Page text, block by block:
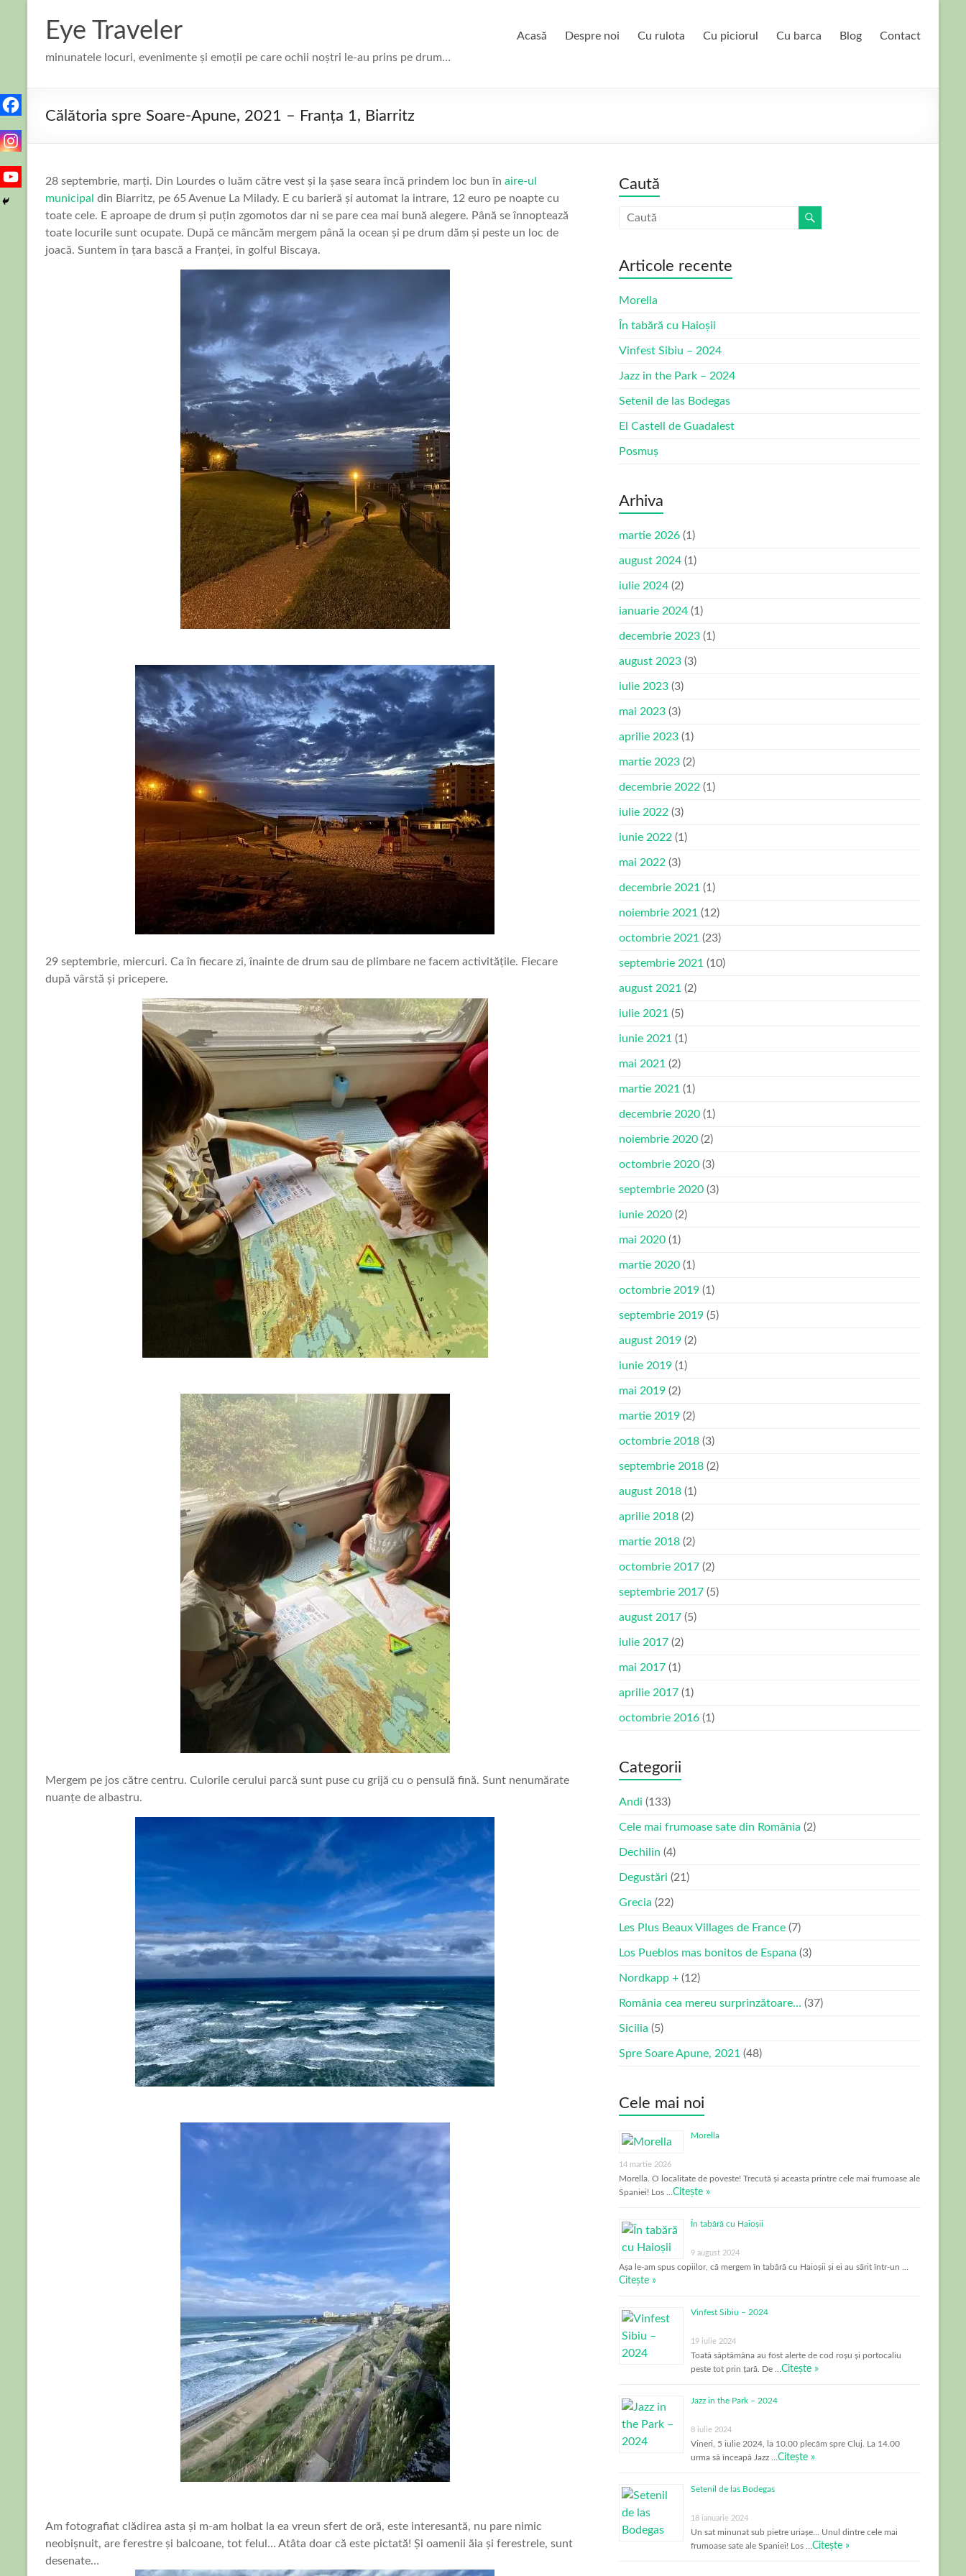
contentEye Traveler
minunatele locuri, evenimente și emoții pe care ochii noștri le-au prins pe drum…
Acasă Despre noi Cu rulota Cu piciorul Cu barca Blog Contact
Călătoria spre Soare-Apune, 2021 – Franța 1, Biarritz
28 septembrie, marți. Din Lourdes o luăm către vest și la șase seara încă prindem loc bun în aire-ul
municipal din Biarritz, pe 65 Avenue La Milady. E cu barieră și automat la intrare, 12 euro pe noapte cu
toate cele. E aproape de drum și puțin zgomotos dar ni se pare cea mai bună alegere. Până se înnoptează
toate locurile sunt ocupate. După ce mâncăm mergem până la ocean și pe drum dăm și peste un loc de
joacă. Suntem în țara bască a Franței, în golful Biscaya.
29 septembrie, miercuri. Ca în fiecare zi, înainte de drum sau de plimbare ne facem activitățile. Fiecare
după vârstă și pricepere.
Mergem pe jos către centru. Culorile cerului parcă sunt puse cu grijă cu o pensulă fină. Sunt nenumărate
nuanțe de albastru.
Am fotografiat clădirea asta și m-am holbat la ea vreun sfert de oră, este interesantă, nu pare nimic
neobișnuit, are ferestre și balcoane, tot felul… Atâta doar că este pictată! Și oamenii ăia și ferestrele, sunt
desenate…
Caută
Articole recente
Morella
În tabără cu Haioșii
Vinfest Sibiu – 2024
Jazz in the Park – 2024
Setenil de las Bodegas
El Castell de Guadalest
Posmuș
Arhiva
martie 2026 (1)
august 2024 (1)
iulie 2024 (2)
ianuarie 2024 (1)
decembrie 2023 (1)
august 2023 (3)
iulie 2023 (3)
mai 2023 (3)
aprilie 2023 (1)
martie 2023 (2)
decembrie 2022 (1)
iulie 2022 (3)
iunie 2022 (1)
mai 2022 (3)
decembrie 2021 (1)
noiembrie 2021 (12)
octombrie 2021 (23)
septembrie 2021 (10)
august 2021 (2)
iulie 2021 (5)
iunie 2021 (1)
mai 2021 (2)
martie 2021 (1)
decembrie 2020 (1)
noiembrie 2020 (2)
octombrie 2020 (3)
septembrie 2020 (3)
iunie 2020 (2)
mai 2020 (1)
martie 2020 (1)
octombrie 2019 (1)
septembrie 2019 (5)
august 2019 (2)
iunie 2019 (1)
mai 2019 (2)
martie 2019 (2)
octombrie 2018 (3)
septembrie 2018 (2)
august 2018 (1)
aprilie 2018 (2)
martie 2018 (2)
octombrie 2017 (2)
septembrie 2017 (5)
august 2017 (5)
iulie 2017 (2)
mai 2017 (1)
aprilie 2017 (1)
octombrie 2016 (1)
Categorii
Andi (133)
Cele mai frumoase sate din România (2)
Dechilin (4)
Degustări (21)
Grecia (22)
Les Plus Beaux Villages de France (7)
Los Pueblos mas bonitos de Espana (3)
Nordkapp + (12)
România cea mereu surprinzătoare… (37)
Sicilia (5)
Spre Soare Apune, 2021 (48)
Cele mai noi
Morella
14 martie 2026
Morella. O localitate de poveste! Trecută și aceasta printre cele mai frumoase ale
Spaniei! Los … Citește »
În tabără cu Haioșii
9 august 2024
Așa le-am spus copiilor, că mergem în tabără cu Haioșii și ei au sărit într-un …
Citește »
Vinfest Sibiu – 2024
19 iulie 2024
Toată săptămâna au fost alerte de cod roșu și portocaliu
peste tot prin țară. De … Citește »
Jazz in the Park – 2024
8 iulie 2024
Vineri, 5 iulie 2024, la 10.00 plecăm spre Cluj. La 14.00
urma să înceapă Jazz … Citește »
Setenil de las Bodegas
18 ianuarie 2024
Un sat minunat sub pietre uriașe… Unul dintre cele mai
frumoase sate ale Spaniei! Los … Citește »